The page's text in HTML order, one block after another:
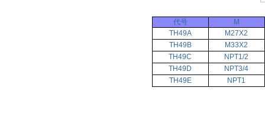
代号
M
TH49A
M27X2
TH49B
M33X2
TH49C
NPT1/2
TH49D
NPT3/4
TH49E
NPT1